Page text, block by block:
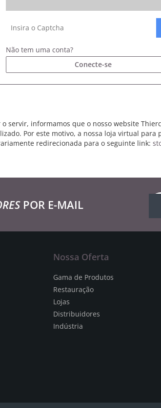
Não tem uma conta?
Conecte-se
o servir, informamos que o nosso website
Por este motivo, a nossa loja virtual para
redirecionada para o seguinte link:
POR E-MAIL
Nossa Oferta
Gama de Produtos
Restauração
Lojas
Distribuidores
Indústria